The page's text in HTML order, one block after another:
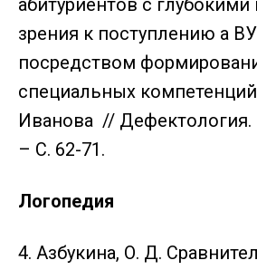
абитуриентов с
зрения к поступлению а
посредством
специальных
Иванова //
– С. 62-71.
Логопедия
4. Азбукина, О. Д.